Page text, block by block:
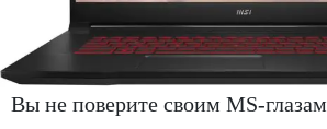
Вы не поверите своим MS-глазам